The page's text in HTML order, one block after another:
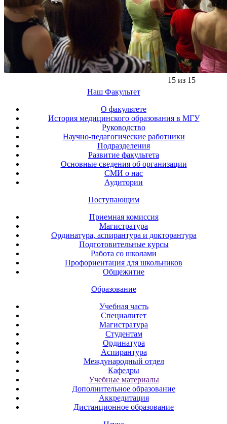
15 из 15
Наш Факультет
О факультете
История медицинского образования в МГУ
Руководство
Научно-педагогические работники
Подразделения
Развитие факультета
Основные сведения об организации
СМИ о нас
Аудитории
Поступающим
Приемная комиссия
Магистратура
Ординатура, аспирантура и докторантура
Подготовительные курсы
Работа со школами
Профориентация для школьников
Общежитие
Образование
Учебная часть
Специалитет
Магистратура
Студентам
Ординатура
Аспирантура
Международный отдел
Кафедры
Учебные материалы
Дополнительное образование
Аккредитация
Дистанционное образование